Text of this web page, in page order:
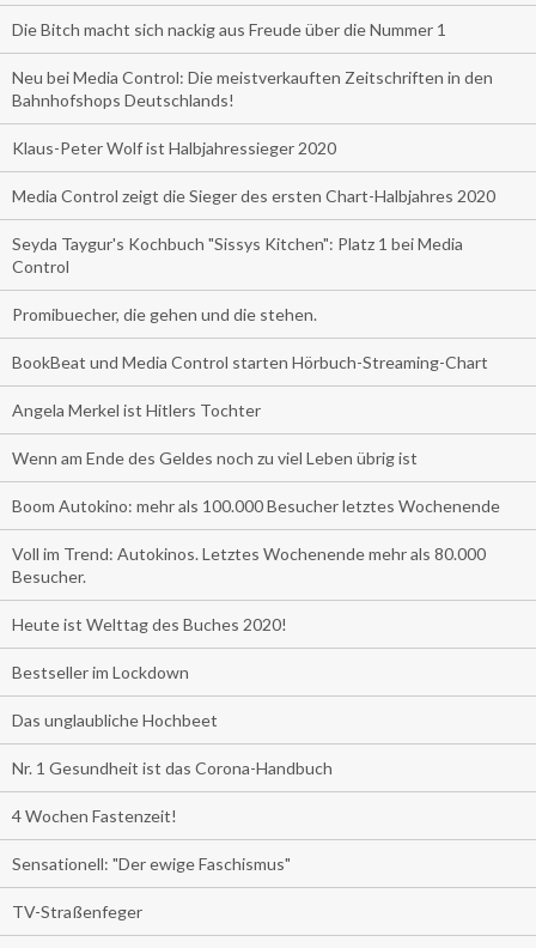
Die Bitch macht sich nackig aus Freude über die Nummer 1
Neu bei Media Control: Die meistverkauften Zeitschriften in den
Bahnhofshops Deutschlands!
Klaus-Peter Wolf ist Halbjahressieger 2020
Media Control zeigt die Sieger des ersten Chart-Halbjahres 2020
Seyda Taygur's Kochbuch "Sissys Kitchen": Platz 1 bei Media
Control
Promibuecher, die gehen und die stehen.
BookBeat und Media Control starten Hörbuch-Streaming-Chart
Angela Merkel ist Hitlers Tochter
Wenn am Ende des Geldes noch zu viel Leben übrig ist
Boom Autokino: mehr als 100.000 Besucher letztes Wochenende
Voll im Trend: Autokinos. Letztes Wochenende mehr als 80.000
Besucher.
Heute ist Welttag des Buches 2020!
Bestseller im Lockdown
Das unglaubliche Hochbeet
Nr. 1 Gesundheit ist das Corona-Handbuch
4 Wochen Fastenzeit!
Sensationell: "Der ewige Faschismus"
TV-Straßenfeger